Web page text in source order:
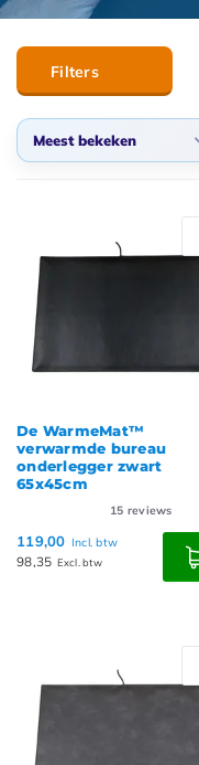
Filters
Meest bekeken
Nieuwste producten
De WarmeMat™
verwarmde bureau
onderlegger zwart
65x45cm
15 reviews
119,00 Incl. btw
98,35 Excl. btw